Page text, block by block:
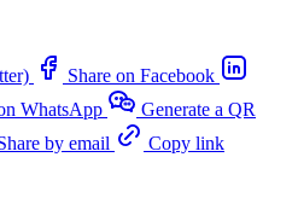
Share on Facebook
WhatsApp
Generate a QR
by email
Copy link